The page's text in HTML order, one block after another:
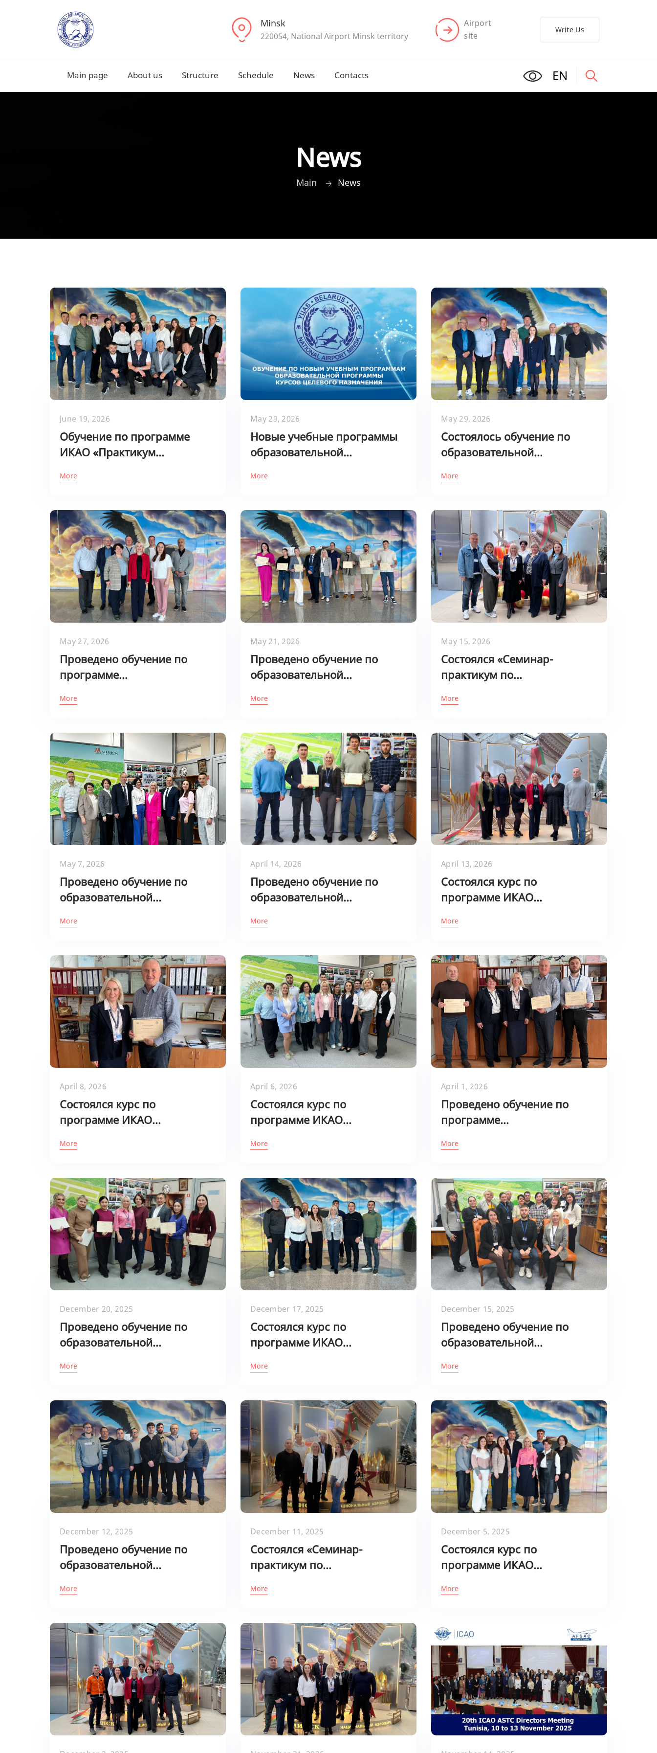
Minsk
220054, National Airport Minsk territory
Airport
site
Write Us
Main page About us Structure Schedule News Contacts EN
News
Main News
June 19, 2026
Обучение по программе
ИКАО «Практикум...
More
May 29, 2026
Новые учебные программы
образовательной...
More
May 29, 2026
Состоялось обучение по
образовательной...
More
May 27, 2026
Проведено обучение по
программе...
More
May 21, 2026
Проведено обучение по
образовательной...
More
May 15, 2026
Состоялся «Семинар-
практикум по...
More
May 7, 2026
Проведено обучение по
образовательной...
More
April 14, 2026
Проведено обучение по
образовательной...
More
April 13, 2026
Состоялся курс по
программе ИКАО...
More
April 8, 2026
Состоялся курс по
программе ИКАО...
More
April 6, 2026
Состоялся курс по
программе ИКАО...
More
April 1, 2026
Проведено обучение по
программе...
More
December 20, 2025
Проведено обучение по
образовательной...
More
December 17, 2025
Состоялся курс по
программе ИКАО...
More
December 15, 2025
Проведено обучение по
образовательной...
More
December 12, 2025
Проведено обучение по
образовательной...
More
December 11, 2025
Cостоялся «Семинар-
практикум по...
More
December 5, 2025
Состоялся курс по
программе ИКАО...
More